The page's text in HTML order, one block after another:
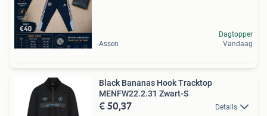
Assen
Dagtopper
Vandaag
Black Bananas Hook Tracktop
MENFW22.2.31 Zwart-S
€ 50,37 Details